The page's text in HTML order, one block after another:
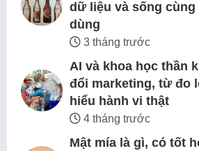
dữ liệu và sống
dùng
3 tháng trước
AI và khoa học thần
đổi marketing, từ đo
hiểu hành vi thật
4 tháng trước
Mật mía là gì, có tốt